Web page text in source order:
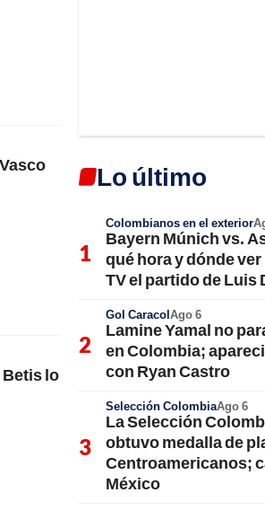
Betis lo
Lo último
Colombianos en el exterior
Bayern Múnich vs.
qué hora y dónde ver
TV el partido de Luis
Gol CaracolAgo 6
Lamine Yamal no
en Colombia;
con Ryan Castro
Selección ColombiaAgo 6
La Selección
obtuvo medalla de
Centroamericanos;
México